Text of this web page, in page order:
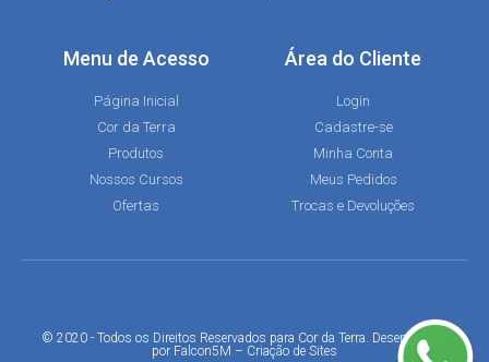
Menu de Acesso
Página Inicial
Cor da Terra
Produtos
Nossos Cursos
Ofertas
Área do Cliente
Login
Cadastre-se
Minha Conta
Meus Pedidos
Trocas e Devoluções
© 2020 - Todos os Direitos Reservados para Cor da Terra. Desenvolvido
por Falcon5M – Criação de Sites